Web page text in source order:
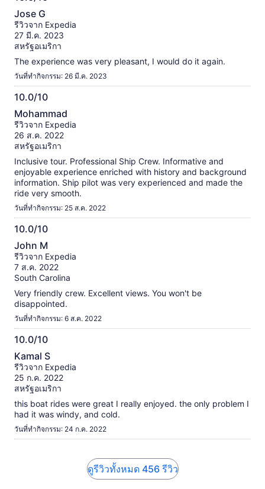
10.0
จาก
10
Jose G
รีวิวจาก Expedia
27 มี.ค. 2023
สหรัฐอเมริกา
The experience was very pleasant, I would do it again.
วันที่ทำกิจกรรม: 26 มี.ค. 2023
10.0/10
10.0
จาก
10
Mohammad
รีวิวจาก Expedia
26 ส.ค. 2022
สหรัฐอเมริกา
Inclusive tour. Professional Ship Crew. Informative and
enjoyable experience enriched with history and background
information. Ship pilot was very experienced and made the
ride very smooth.
วันที่ทำกิจกรรม: 25 ส.ค. 2022
10.0/10
10.0
จาก
10
John M
รีวิวจาก Expedia
7 ส.ค. 2022
South Carolina
Very friendly crew. Excellent views. You won't be
disappointed.
วันที่ทำกิจกรรม: 6 ส.ค. 2022
10.0/10
10.0
จาก
10
Kamal S
รีวิวจาก Expedia
25 ก.ค. 2022
สหรัฐอเมริกา
this boat rides were great I really enjoyed. the only problem I
had it was windy, and cold.
วันที่ทำกิจกรรม: 24 ก.ค. 2022
ดูรีวิวทั้งหมด 456 รีวิว